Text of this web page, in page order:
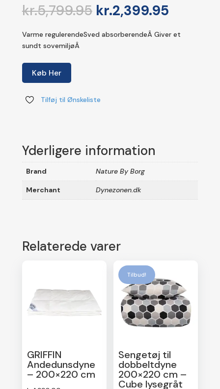
kr.5,799.95 Den
oprindelige
pris
kr.2,399.95Den
pris
Varme regulerendeSved absorberendeÂ Giver et
sundt sovemiljøÂ
Køb Her
Tilføj til Ønskeliste
Yderligere information
Brand Nature By Borg
Merchant Dynezonen.dk
Relaterede varer
GRIFFIN
Andedunsdyne
– 200×220 cm
Tilbud!
Sengetøj til
dobbeltdyne
200×220 cm –
Cube lysegråt